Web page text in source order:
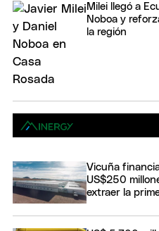
Milei llegó a
Noboa y
la región
Vicuña
US$250
extraer la